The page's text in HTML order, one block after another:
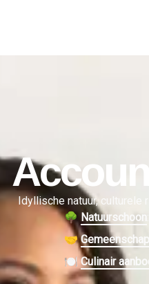
Idyllische natuur, culturele
🌳 Natuurschoon
🤝
🍽 Culinair